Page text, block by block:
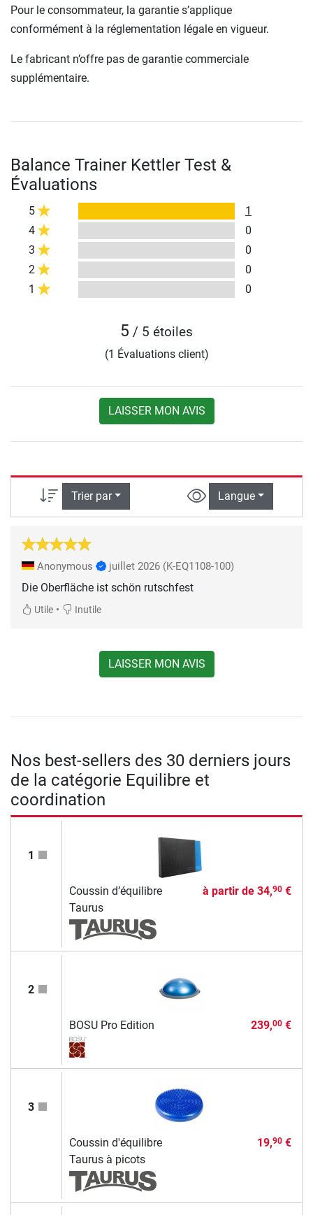
Pour le consommateur, la garantie s’applique
conformément à la réglementation légale en vigueur.
Le fabricant n’offre pas de garantie commerciale
supplémentaire.
Balance Trainer Kettler Test &
Évaluations
5
1
4
0
3
0
2
0
1
0
5 / 5 étoiles
(1 Évaluations client)
LAISSER MON AVIS
Trier par Langue
Anonymous juillet 2026 (K-EQ1108-100)
Die Oberfläche ist schön rutschfest
Utile • Inutile
LAISSER MON AVIS
Nos best-sellers des 30 derniers jours
de la catégorie Equilibre et
coordination
1
Coussin d’équilibre
Taurus
à partir de 34,90€
2
BOSU Pro Edition 239,00€
3
Coussin d'équilibre
Taurus à picots
19,90€